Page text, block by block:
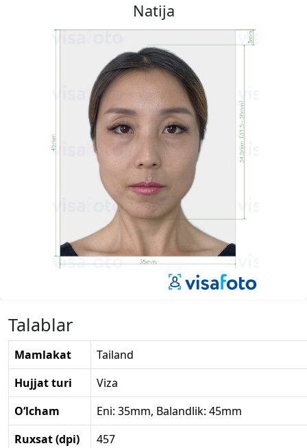
Natija
Talablar
Mamlakat
Tailand
Hujjat turi
Viza
O‘lcham
Eni: 35mm, Balandlik: 45mm
Ruxsat (dpi)
457